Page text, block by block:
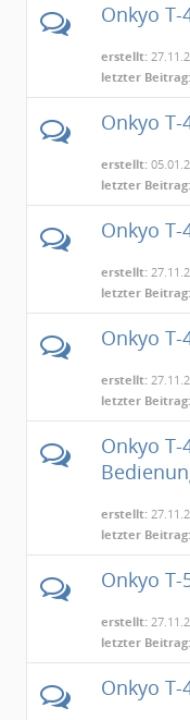
Onkyo
erstellt:
letzter Beitrag:
Onkyo
erstellt:
letzter Beitrag:
Onkyo
erstellt:
letzter Beitrag:
Onkyo T-
erstellt:
letzter Beitrag:
Onkyo
erstellt:
letzter Beitrag:
Onkyo T-
erstellt:
letzter Beitrag:
Onkyo T-